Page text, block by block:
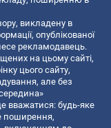
викладену в
опублікованої
рекламодавець.
на цьому сайті,
цього сайту,
але без
вважатися: будь-яке
поширення,